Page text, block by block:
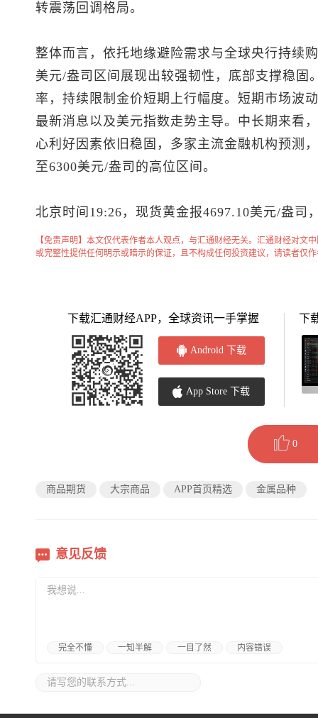
转震荡回调格局。
整体而言，依托地缘避险需求与全球央行持续
美元/盎司区间展现出较强韧性，底部支撑稳固
率，持续限制金价短期上行幅度。短期市场波
最新消息以及美元指数走势主导。中长期来看
心利好因素依旧稳固，多家主流金融机构预测
至6300美元/盎司的高位区间。
北京时间19:26， 现货黄金报4697.10美元/盎司
【免责声明】本文仅代表作者本人观点，与汇通财经无关。汇通财经对文
或完整性提供任何明示或暗示的保证，且不构成任何投资建议，请读者仅
下载汇通财经APP，全球资讯一手掌握
Android 下载
App Store 下载
下
0
商品期货 大宗商品 APP首页精选 金属品种
意见反馈
完全不懂 一知半解 一目了然 内容错误